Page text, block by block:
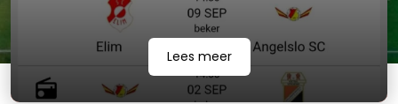
Lees meer